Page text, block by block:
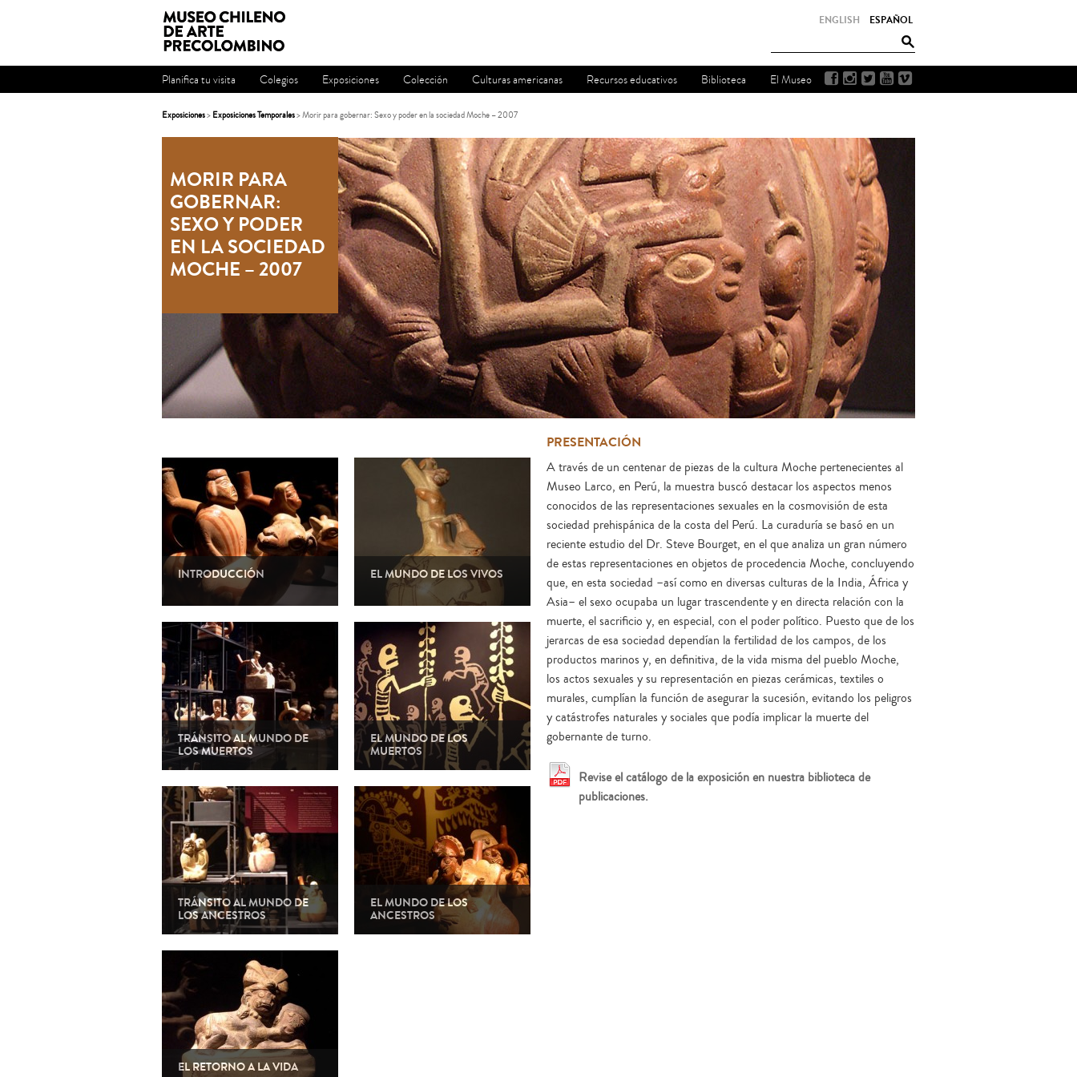
ESPAÑOL
ENGLISH
Planifica tu visita Colegios Exposiciones Colección Culturas americanas Recursos educativos Biblioteca El Museo
Exposiciones> Exposiciones Temporales> Morir para gobernar: Sexo y poder en la sociedad Moche – 2007
MORIR PARA
GOBERNAR:
SEXO Y PODER
EN LA SOCIEDAD
MOCHE – 2007
PRESENTACIÓN
INTRODUCCIÓN EL MUNDO DE LOS VIVOS
TRÁNSITO AL MUNDO DE
LOS MUERTOS
EL MUNDO DE LOS
MUERTOS
TRÁNSITO AL MUNDO DE
LOS ANCESTROS
EL MUNDO DE LOS
ANCESTROS
EL RETORNO A LA VIDA
A través de un centenar de piezas de la cultura Moche pertenecientes al
Museo Larco, en Perú, la muestra buscó destacar los aspectos menos
conocidos de las representaciones sexuales en la cosmovisión de esta
sociedad prehispánica de la costa del Perú. La curaduría se basó en un
reciente estudio del Dr. Steve Bourget, en el que analiza un gran número
de estas representaciones en objetos de procedencia Moche, concluyendo
que, en esta sociedad –así como en diversas culturas de la India, África y
Asia– el sexo ocupaba un lugar trascendente y en directa relación con la
muerte, el sacrificio y, en especial, con el poder político. Puesto que de los
jerarcas de esa sociedad dependían la fertilidad de los campos, de los
productos marinos y, en definitiva, de la vida misma del pueblo Moche,
los actos sexuales y su representación en piezas cerámicas, textiles o
murales, cumplían la función de asegurar la sucesión, evitando los peligros
y catástrofes naturales y sociales que podía implicar la muerte del
gobernante de turno.
Revise el catálogo de la exposición en nuestra biblioteca de
publicaciones.